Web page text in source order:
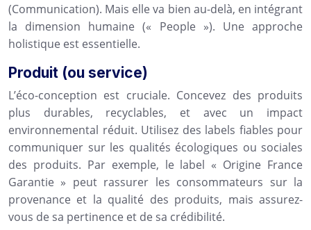
(Communication). Mais elle va bien au-delà, en intégrant
la dimension humaine (« People »). Une approche
holistique est essentielle.
Produit (ou service)
L’éco-conception est cruciale. Concevez des produits
plus durables, recyclables, et avec un impact
environnemental réduit. Utilisez des labels fiables pour
communiquer sur les qualités écologiques ou sociales
des produits. Par exemple, le label « Origine France
Garantie » peut rassurer les consommateurs sur la
provenance et la qualité des produits, mais assurez-
vous de sa pertinence et de sa crédibilité.